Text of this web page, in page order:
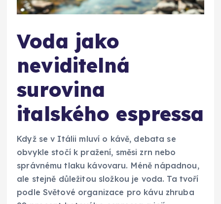
Voda jako
neviditelná
surovina
italského espressa
Když se v Itálii mluví o kávě, debata se
obvykle stočí k pražení, směsi zrn nebo
správnému tlaku kávovaru. Méně nápadnou,
ale stejně důležitou složkou je voda. Ta tvoří
podle Světové organizace pro kávu zhruba